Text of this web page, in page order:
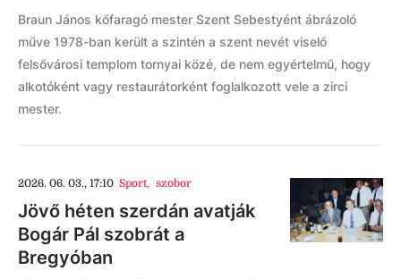
Braun János kőfaragó mester Szent Sebestyént ábrázoló
műve 1978-ban került a szintén a szent nevét viselő
felsővárosi templom tornyai közé, de nem egyértelmű, hogy
alkotóként vagy restaurátorként foglalkozott vele a zirci
mester.
2026. 06. 03., 17:10 Sport, szobor
Jövő héten szerdán avatják
Bogár Pál szobrát a
Bregyóban